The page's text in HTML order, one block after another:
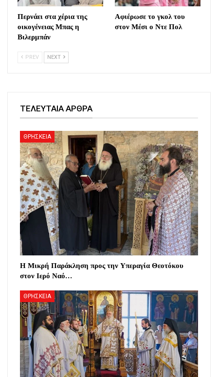
Περνάει στα χέρια της
οικογένειας Μπας η
Βιλερμπάν
Αφιέρωσε το γκολ του
στον Μέσι ο Ντε Πολ
PREV NEXT
ΤΕΛΕΥΤΑΙΑ ΑΡΘΡΑ
ΘΡΗΣΚΕΙΑ
Η Μικρή Παράκληση προς την Υπεραγία Θεοτόκου
στον Ιερό Ναό…
ΘΡΗΣΚΕΙΑ